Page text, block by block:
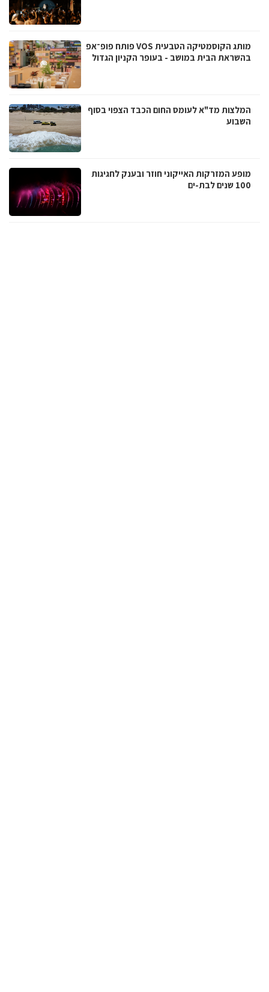
מותג הקוסמטיקה הטבעית VOS פותח פופ־אפ
בהשראת הבית במושב - בעופר הקניון הגדול
המלצות מד"א לעומס החום הכבד הצפוי בסוף
השבוע
מופע המזרקות האייקוני חוזר ובענק לחגיגות
100 שנים לבת-ים